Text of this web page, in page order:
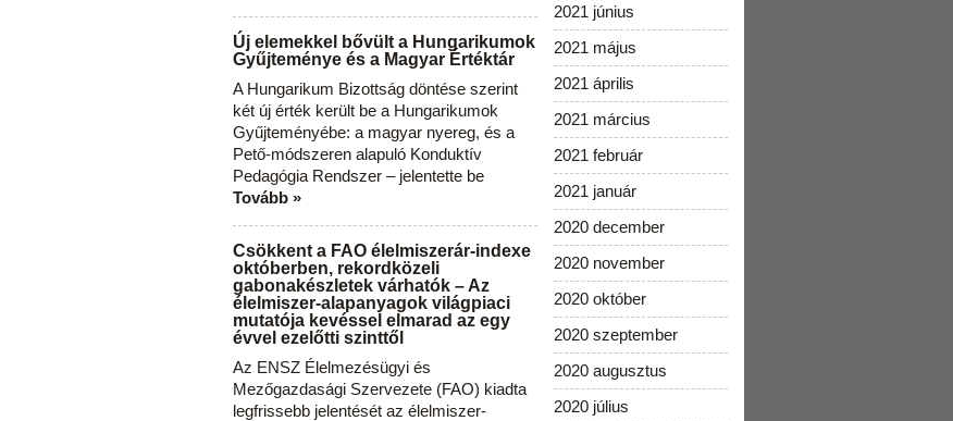
Új elemekkel bővült a Hungarikumok
Gyűjteménye és a Magyar Értéktár
A Hungarikum Bizottság döntése szerint
két új érték került be a Hungarikumok
Gyűjteményébe: a magyar nyereg, és a
Pető-módszeren alapuló Konduktív
Pedagógia Rendszer – jelentette be
Tovább »
Csökkent a FAO élelmiszerár-indexe
októberben, rekordközeli
gabonakészletek várhatók – Az
élelmiszer-alapanyagok világpiaci
mutatója kevéssel elmarad az egy
évvel ezelőtti szinttől
Az ENSZ Élelmezésügyi és
Mezőgazdasági Szervezete (FAO) kiadta
legfrissebb jelentését az élelmiszer-
2021 június
2021 május
2021 április
2021 március
2021 február
2021 január
2020 december
2020 november
2020 október
2020 szeptember
2020 augusztus
2020 július